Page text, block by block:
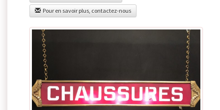
Pour en savoir plus, contactez-nous